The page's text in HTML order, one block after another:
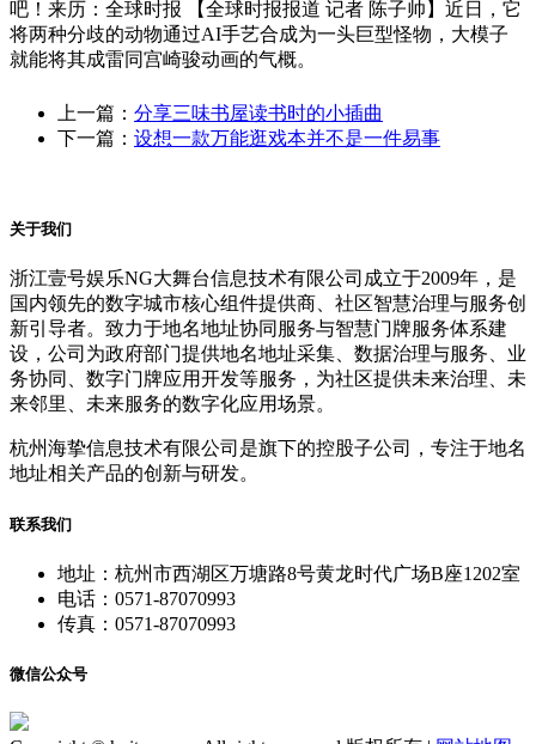
吧！来历：全球时报 【全球时报报道 记者 陈子帅】近日，它
将两种分歧的动物通过AI手艺合成为一头巨型怪物，大模子
就能将其成雷同宫崎骏动画的气概。
上一篇： 分享三味书屋读书时的小插曲
下一篇： 设想一款万能逛戏本并不是一件易事
关于我们
浙江壹号娱乐NG大舞台信息技术有限公司成立于2009年，是
国内领先的数字城市核心组件提供商、社区智慧治理与服务创
新引导者。致力于地名地址协同服务与智慧门牌服务体系建
设，公司为政府部门提供地名地址采集、数据治理与服务、业
务协同、数字门牌应用开发等服务，为社区提供未来治理、未
来邻里、未来服务的数字化应用场景。
杭州海挚信息技术有限公司是旗下的控股子公司，专注于地名
地址相关产品的创新与研发。
联系我们
地址：杭州市西湖区万塘路8号黄龙时代广场B座1202室
电话：0571-87070993
传真：0571-87070993
微信公众号